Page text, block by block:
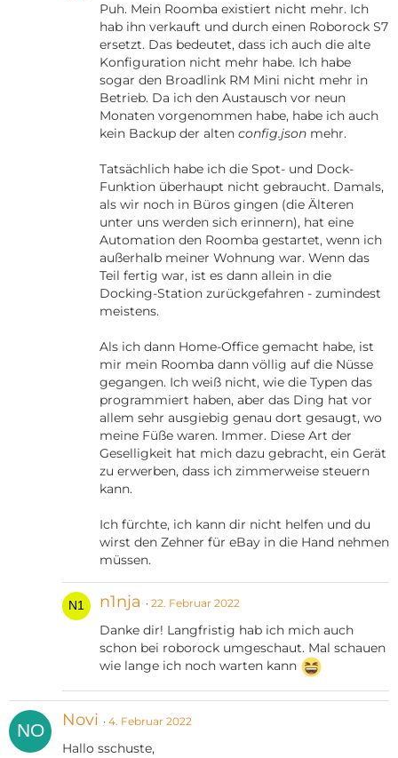
Puh. Mein Roomba existiert nicht mehr. Ich
hab ihn verkauft und durch einen Roborock S7
ersetzt. Das bedeutet, dass ich auch die alte
Konfiguration nicht mehr habe. Ich habe
sogar den Broadlink RM Mini nicht mehr in
Betrieb. Da ich den Austausch vor neun
Monaten vorgenommen habe, habe ich auch
kein Backup der alten config.json mehr.
Tatsächlich habe ich die Spot- und Dock-
Funktion überhaupt nicht gebraucht. Damals,
als wir noch in Büros gingen (die Älteren
unter uns werden sich erinnern), hat eine
Automation den Roomba gestartet, wenn ich
außerhalb meiner Wohnung war. Wenn das
Teil fertig war, ist es dann allein in die
Docking-Station zurückgefahren - zumindest
meistens.
Als ich dann Home-Office gemacht habe, ist
mir mein Roomba dann völlig auf die Nüsse
gegangen. Ich weiß nicht, wie die Typen das
programmiert haben, aber das Ding hat vor
allem sehr ausgiebig genau dort gesaugt, wo
meine Füße waren. Immer. Diese Art der
Geselligkeit hat mich dazu gebracht, ein Gerät
zu erwerben, dass ich zimmerweise steuern
kann.
Ich fürchte, ich kann dir nicht helfen und du
wirst den Zehner für eBay in die Hand nehmen
müssen.
n1nja 22. Februar 2022
Danke dir! Langfristig hab ich mich auch
schon bei roborock umgeschaut. Mal schauen
wie lange ich noch warten kann
Novi 4. Februar 2022
Hallo sschuste,